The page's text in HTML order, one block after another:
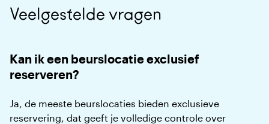
Veelgestelde vragen
Kan ik een beurslocatie exclusief
reserveren?
Ja, de meeste beurslocaties bieden exclusieve
reservering, dat geeft je volledige controle over